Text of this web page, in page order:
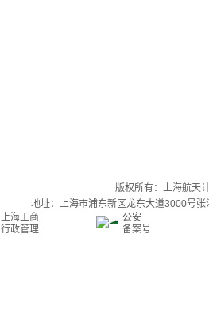
版权所有：上海航天
地址：上海市浦东新区龙东大道3000号
上海工商
行政管理
公安
备案号